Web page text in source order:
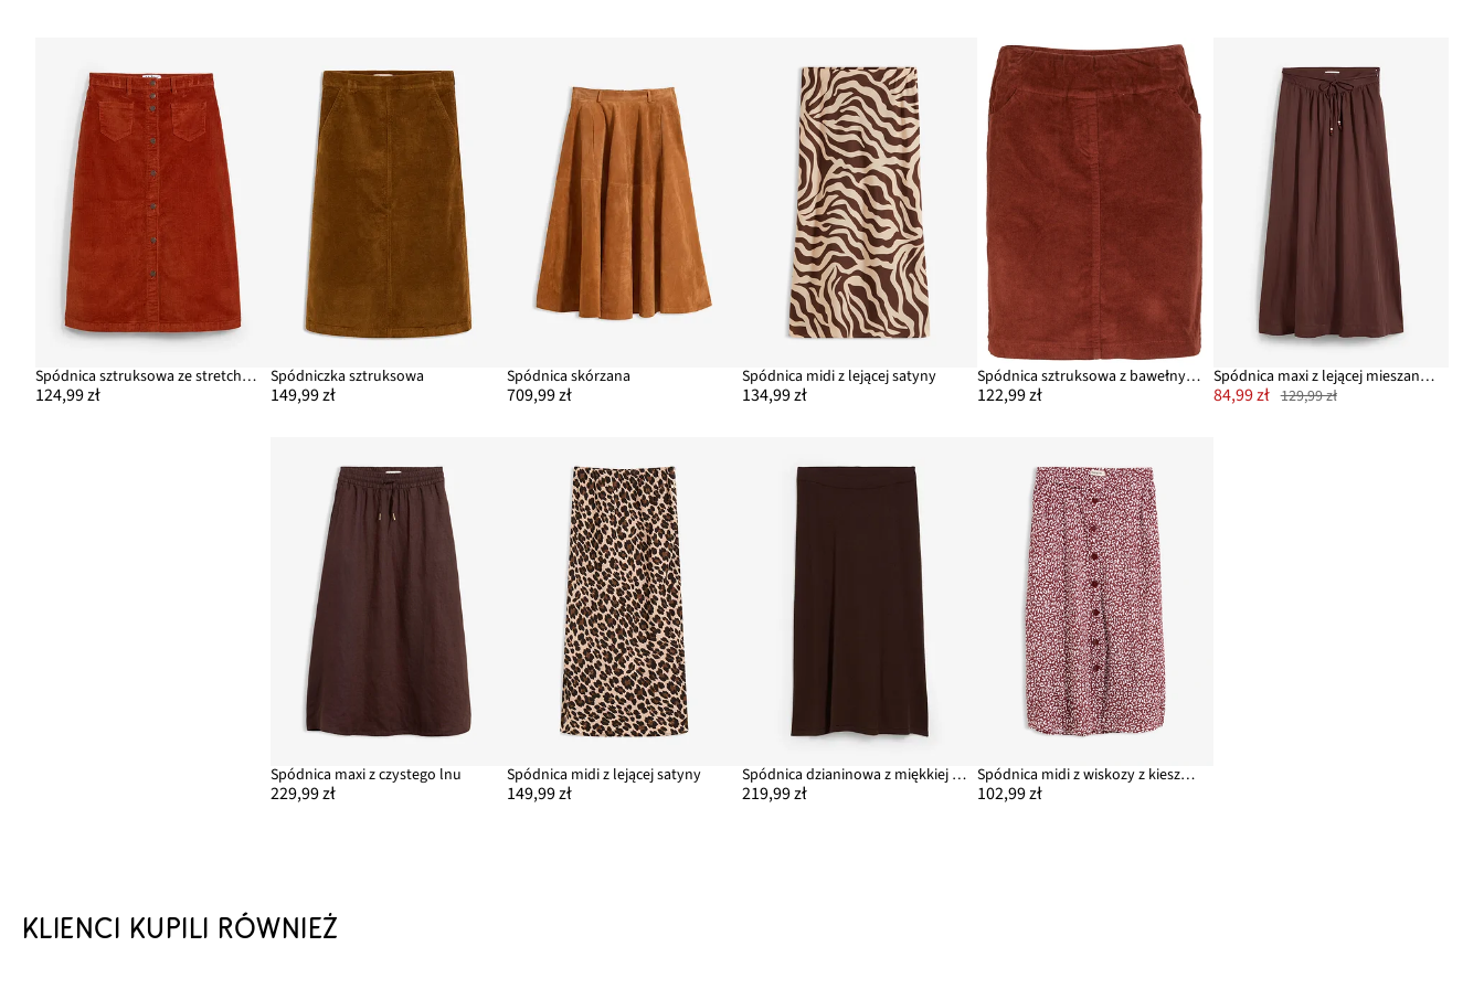
Spódnica sztruksowa ze stretchem i plisą guzikową
124,99 zł
Spódniczka sztruksowa
149,99 zł
Spódnica skórzana
709,99 zł
Spódnica midi z lejącej satyny
134,99 zł
Spódnica sztruksowa z bawełny ze stretchem, z wygodnym paskiem
122,99 zł
Spódnica maxi z lejącej mieszanki wiskozy
84,99 zł 129,99 zł
Spódnica maxi z czystego lnu
229,99 zł
Spódnica midi z lejącej satyny
149,99 zł
Spódnica dzianinowa z miękkiej mieszanki wełny
219,99 zł
Spódnica midi z wiskozy z kieszeniami
102,99 zł
KLIENCI KUPILI RÓWNIEŻ